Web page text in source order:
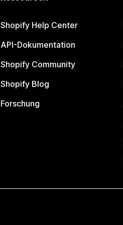
Shopify Help Center
API-Dokumentation
Shopify Community
Shopify Blog
Forschung